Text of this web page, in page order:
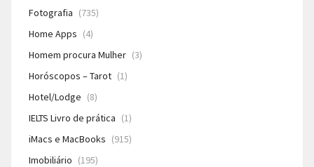
Fotografia (735)
Home Apps (4)
Homem procura Mulher (3)
Horóscopos – Tarot (1)
Hotel/Lodge (8)
IELTS Livro de prática (1)
iMacs e MacBooks (915)
Imobiliário (195)